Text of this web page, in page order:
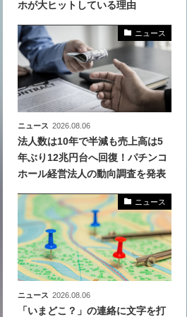
ホが大ヒットしている理由
ニュース
ニュース 2026.08.06
法人数は10年で半減も売上高は5
年ぶり12兆円台へ回復！パチンコ
ホール経営法人の動向調査を発表
ニュース
ニュース 2026.08.06
「いまどこ？」の連絡に文字を打